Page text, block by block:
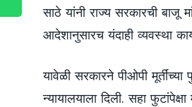
साठे यांनी राज्य सरकारची बाजू
आदेशानुसारच यंदाही व्यवस्था
यावेळी सरकारने पीओपी मूर्तींच्या
न्यायालयाला दिली. सहा